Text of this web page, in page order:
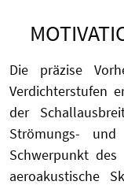
Die präzise
Verdichterstufen
der
Strömungs- und
Schwerpunkt
aeroakustische